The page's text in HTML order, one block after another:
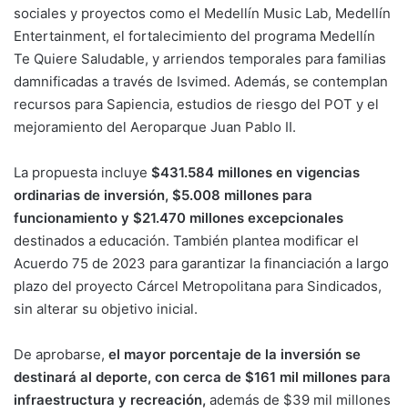
sociales y proyectos como el Medellín Music Lab, Medellín
Entertainment, el fortalecimiento del programa Medellín
Te Quiere Saludable, y arriendos temporales para familias
damnificadas a través de Isvimed. Además, se contemplan
recursos para Sapiencia, estudios de riesgo del POT y el
mejoramiento del Aeroparque Juan Pablo II.
La propuesta incluye $431.584 millones en vigencias
ordinarias de inversión, $5.008 millones para
funcionamiento y $21.470 millones excepcionales
destinados a educación. También plantea modificar el
Acuerdo 75 de 2023 para garantizar la financiación a largo
plazo del proyecto Cárcel Metropolitana para Sindicados,
sin alterar su objetivo inicial.
De aprobarse, el mayor porcentaje de la inversión se
destinará al deporte, con cerca de $161 mil millones para
infraestructura y recreación, además de $39 mil millones